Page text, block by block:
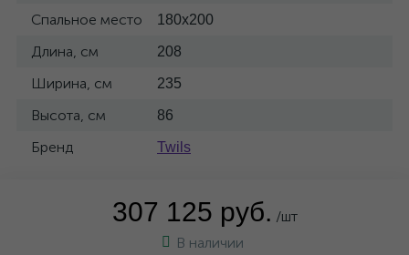
Спальное место 180x200
Длина, см 208
Ширина, см 235
Высота, см 86
Бренд Twils
307 125 руб. /шт
В наличии